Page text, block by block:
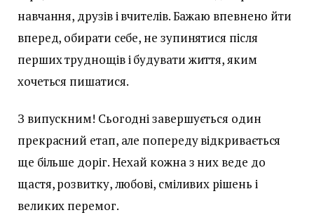
навчання, друзів і вчителів. Бажаю впевнено йти
вперед, обирати себе, не зупинятися після
перших труднощів і будувати життя, яким
хочеться пишатися.
З випускним! Сьогодні завершується один
прекрасний етап, але попереду відкривається
ще більше доріг. Нехай кожна з них веде до
щастя, розвитку, любові, сміливих рішень і
великих перемог.